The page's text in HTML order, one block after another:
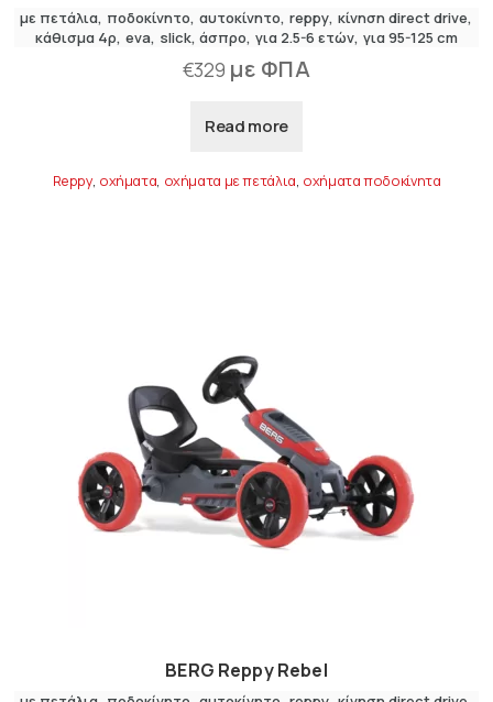
με πετάλια, ποδοκίνητο αυτοκίνητο reppy κίνηση direct drive
κάθισμα 4ρ eva slick άσπρο για 2.5-6 ετών για 95-125 cm
€329 με ΦΠΑ
Read more
Reppy, οχήματα, οχήματα με πετάλια, οχήματα ποδοκίνητα
BERG Reppy Rebel